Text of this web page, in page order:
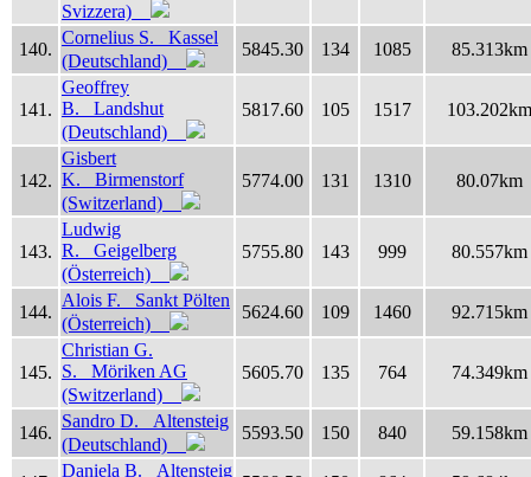
Svizzera)
140.
Cornelius S. Kassel
(Deutschland)
5845.30 134 1085 85.313km
141.
Geoffrey
B. Landshut
(Deutschland)
5817.60 105 1517 103.202km
142.
Gisbert
K. Birmenstorf
(Switzerland)
5774.00 131 1310 80.07km
143.
Ludwig
R. Geigelberg
(Österreich)
5755.80 143 999 80.557km
144.
Alois F. Sankt Pölten
(Österreich)
5624.60 109 1460 92.715km
145.
Christian G.
S. Möriken AG
(Switzerland)
5605.70 135 764 74.349km
146.
Sandro D. Altensteig
(Deutschland)
5593.50 150 840 59.158km
Daniela B. Altensteig